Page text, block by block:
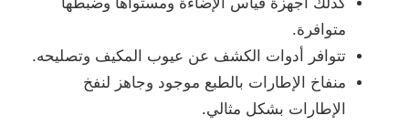
متوافرة.
تتوافر أدوات الكشف عن عيوب المكيف وتصليحه.
منفاخ الإطارات بالطبع موجود وجاهز لنفخ
الإطارات بشكل مثالي.